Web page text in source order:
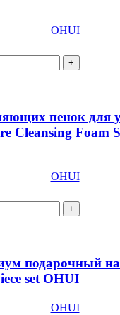
OHUI
пенок для
Cleansing Foam
OHUI
подарочный
set OHUI
OHUI